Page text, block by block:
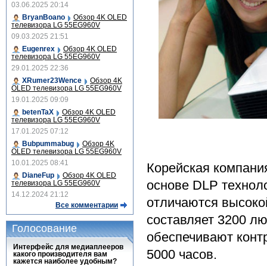
Корейская
основе DLP
отличаются
составляет 3200
обеспечивают
5000 часов.
03.06.2025 20:14
BryanBoano
Обзор 4K OLED
телевизора LG 55EG960V
09.03.2025 21:51
Eugenrex
Обзор 4K OLED
телевизора LG 55EG960V
29.01.2025 22:36
XRumer23Wence
Обзор 4K
OLED телевизора LG 55EG960V
19.01.2025 09:09
betenTaX
Обзор 4K OLED
телевизора LG 55EG960V
17.01.2025 07:12
Bubpummabug
Обзор 4K
OLED телевизора LG 55EG960V
10.01.2025 08:41
DianeFup
Обзор 4K OLED
телевизора LG 55EG960V
14.12.2024 21:12
Все комментарии
Голосование
Интерфейс для медиаплееров
какого производителя вам
кажется наиболее удобным?